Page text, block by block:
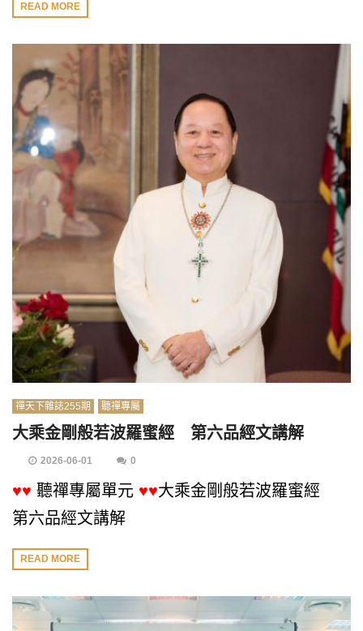
READ MORE
禪天下雜誌255期 聽禪專屬
大乘金剛般若波羅蜜經 第六品經文講解
2026-06-01 0
♥♥ 聽禪專屬單元 ♥♥大乘金剛般若波羅蜜經
第六品經文講解
READ MORE